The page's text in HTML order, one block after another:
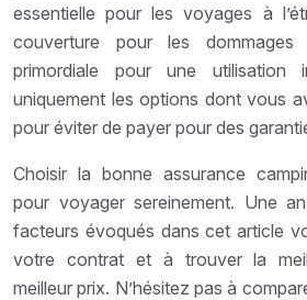
essentielle pour les voyages à
couverture pour les
primordiale pour une utilisation
uniquement les options dont vous
pour éviter de payer pour des
Choisir la bonne assurance
pour voyager sereinement. Une
facteurs évoqués dans cet article
votre contrat et à trouver la
meilleur prix. N’hésitez pas à